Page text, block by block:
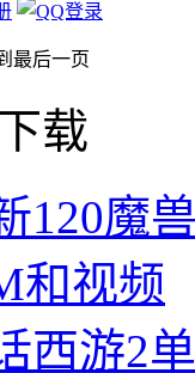
最后一页
载
120魔
和视频
西游2